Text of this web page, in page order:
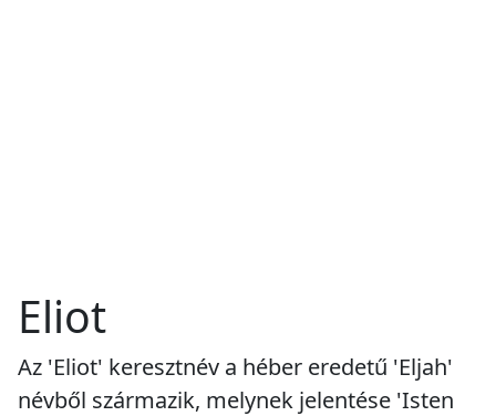
Eliot
Az 'Eliot' keresztnév a héber eredetű 'Eljah'
névből származik, melynek jelentése 'Isten